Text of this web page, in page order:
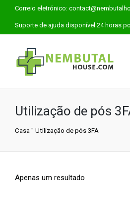
Correio eletrónico:
Suporte de ajuda disponível 24 horas
Utilização de pós
Casa " Utilização de pós 3FA
Apenas um resultado